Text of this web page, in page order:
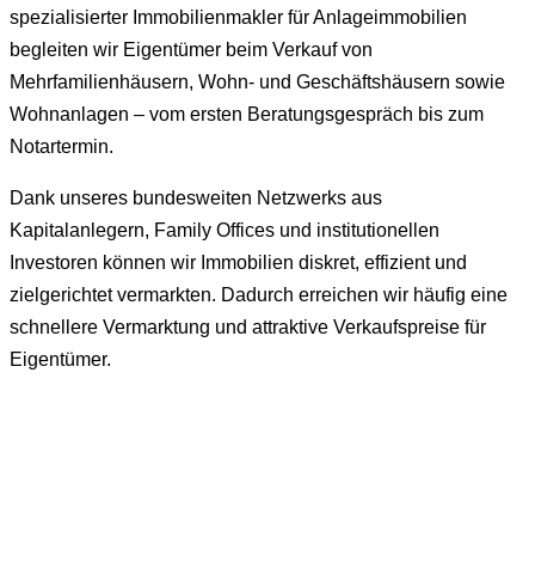
spezialisierter Immobilienmakler für Anlageimmobilien
begleiten wir Eigentümer beim Verkauf von
Mehrfamilienhäusern, Wohn- und Geschäftshäusern sowie
Wohnanlagen – vom ersten Beratungsgespräch bis zum
Notartermin.
Dank unseres bundesweiten Netzwerks aus
Kapitalanlegern, Family Offices und institutionellen
Investoren können wir Immobilien diskret, effizient und
zielgerichtet vermarkten. Dadurch erreichen wir häufig eine
schnellere Vermarktung und attraktive Verkaufspreise für
Eigentümer.